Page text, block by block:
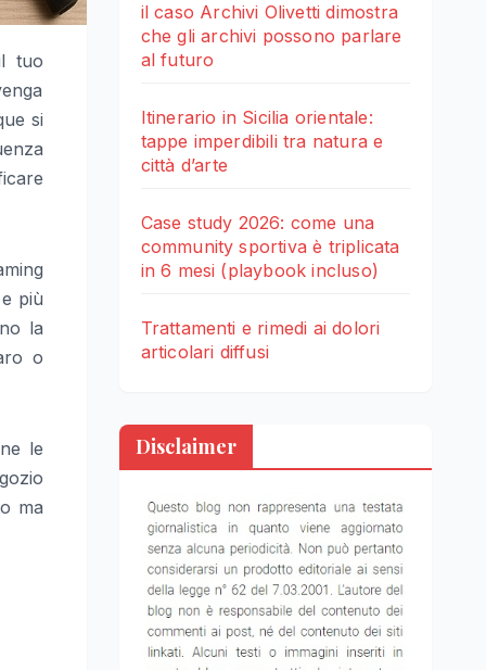
tuo
si
più
la
o
le
ma
il caso Archivi Olivetti dimostra
che gli archivi possono parlare
al futuro
Itinerario in Sicilia orientale:
tappe imperdibili tra natura e
città d’arte
Case study 2026: come una
community sportiva è triplicata
in 6 mesi (playbook incluso)
Trattamenti e rimedi ai dolori
articolari diffusi
Disclaimer